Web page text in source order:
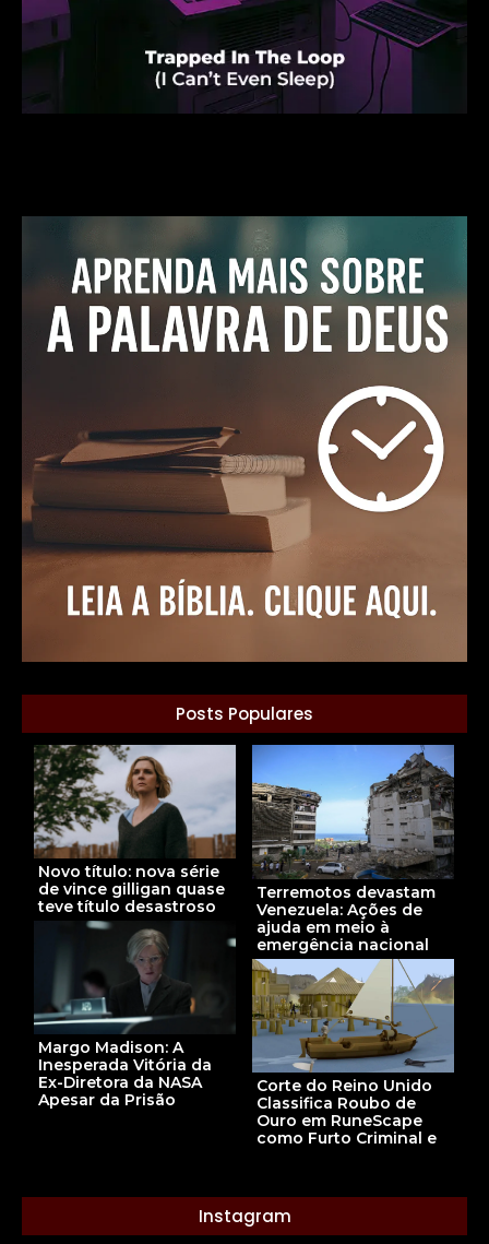
Posts Populares
Novo título: nova série
de vince gilligan quase
teve título desastroso
Terremotos devastam
Venezuela: Ações de
ajuda em meio à
emergência nacional
Margo Madison: A
Inesperada Vitória da
Ex-Diretora da NASA
Apesar da Prisão
Corte do Reino Unido
Classifica Roubo de
Ouro em RuneScape
como Furto Criminal e
Instagram